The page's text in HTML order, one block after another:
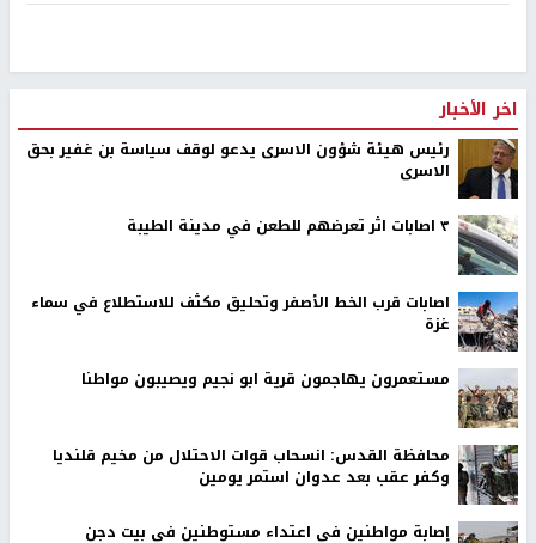
اخر الأخبار
رئيس هيئة شؤون الاسرى يدعو لوقف سياسة بن غفير بحق
الاسرى
٣ اصابات اثر تعرضهم للطعن في مدينة الطيبة
اصابات قرب الخط الأصفر وتحليق مكثف للاستطلاع في سماء
غزة
مستعمرون يهاجمون قرية ابو نجيم ويصيبون مواطنا
محافظة القدس: انسحاب قوات الاحتلال من مخيم قلنديا
وكفر عقب بعد عدوان استمر يومين
إصابة مواطنين في اعتداء مستوطنين في بيت دجن